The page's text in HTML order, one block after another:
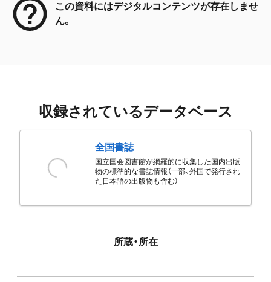
この資料にはデジタルコンテンツが存在しませ
ん。
収録されているデータベース
全国書誌
国立国会図書館が網羅的に収集した国内出版
物の標準的な書誌情報（一部、外国で発行され
た日本語の出版物も含む）
所蔵・所在